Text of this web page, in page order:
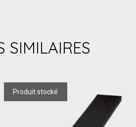
SIMILAIRES